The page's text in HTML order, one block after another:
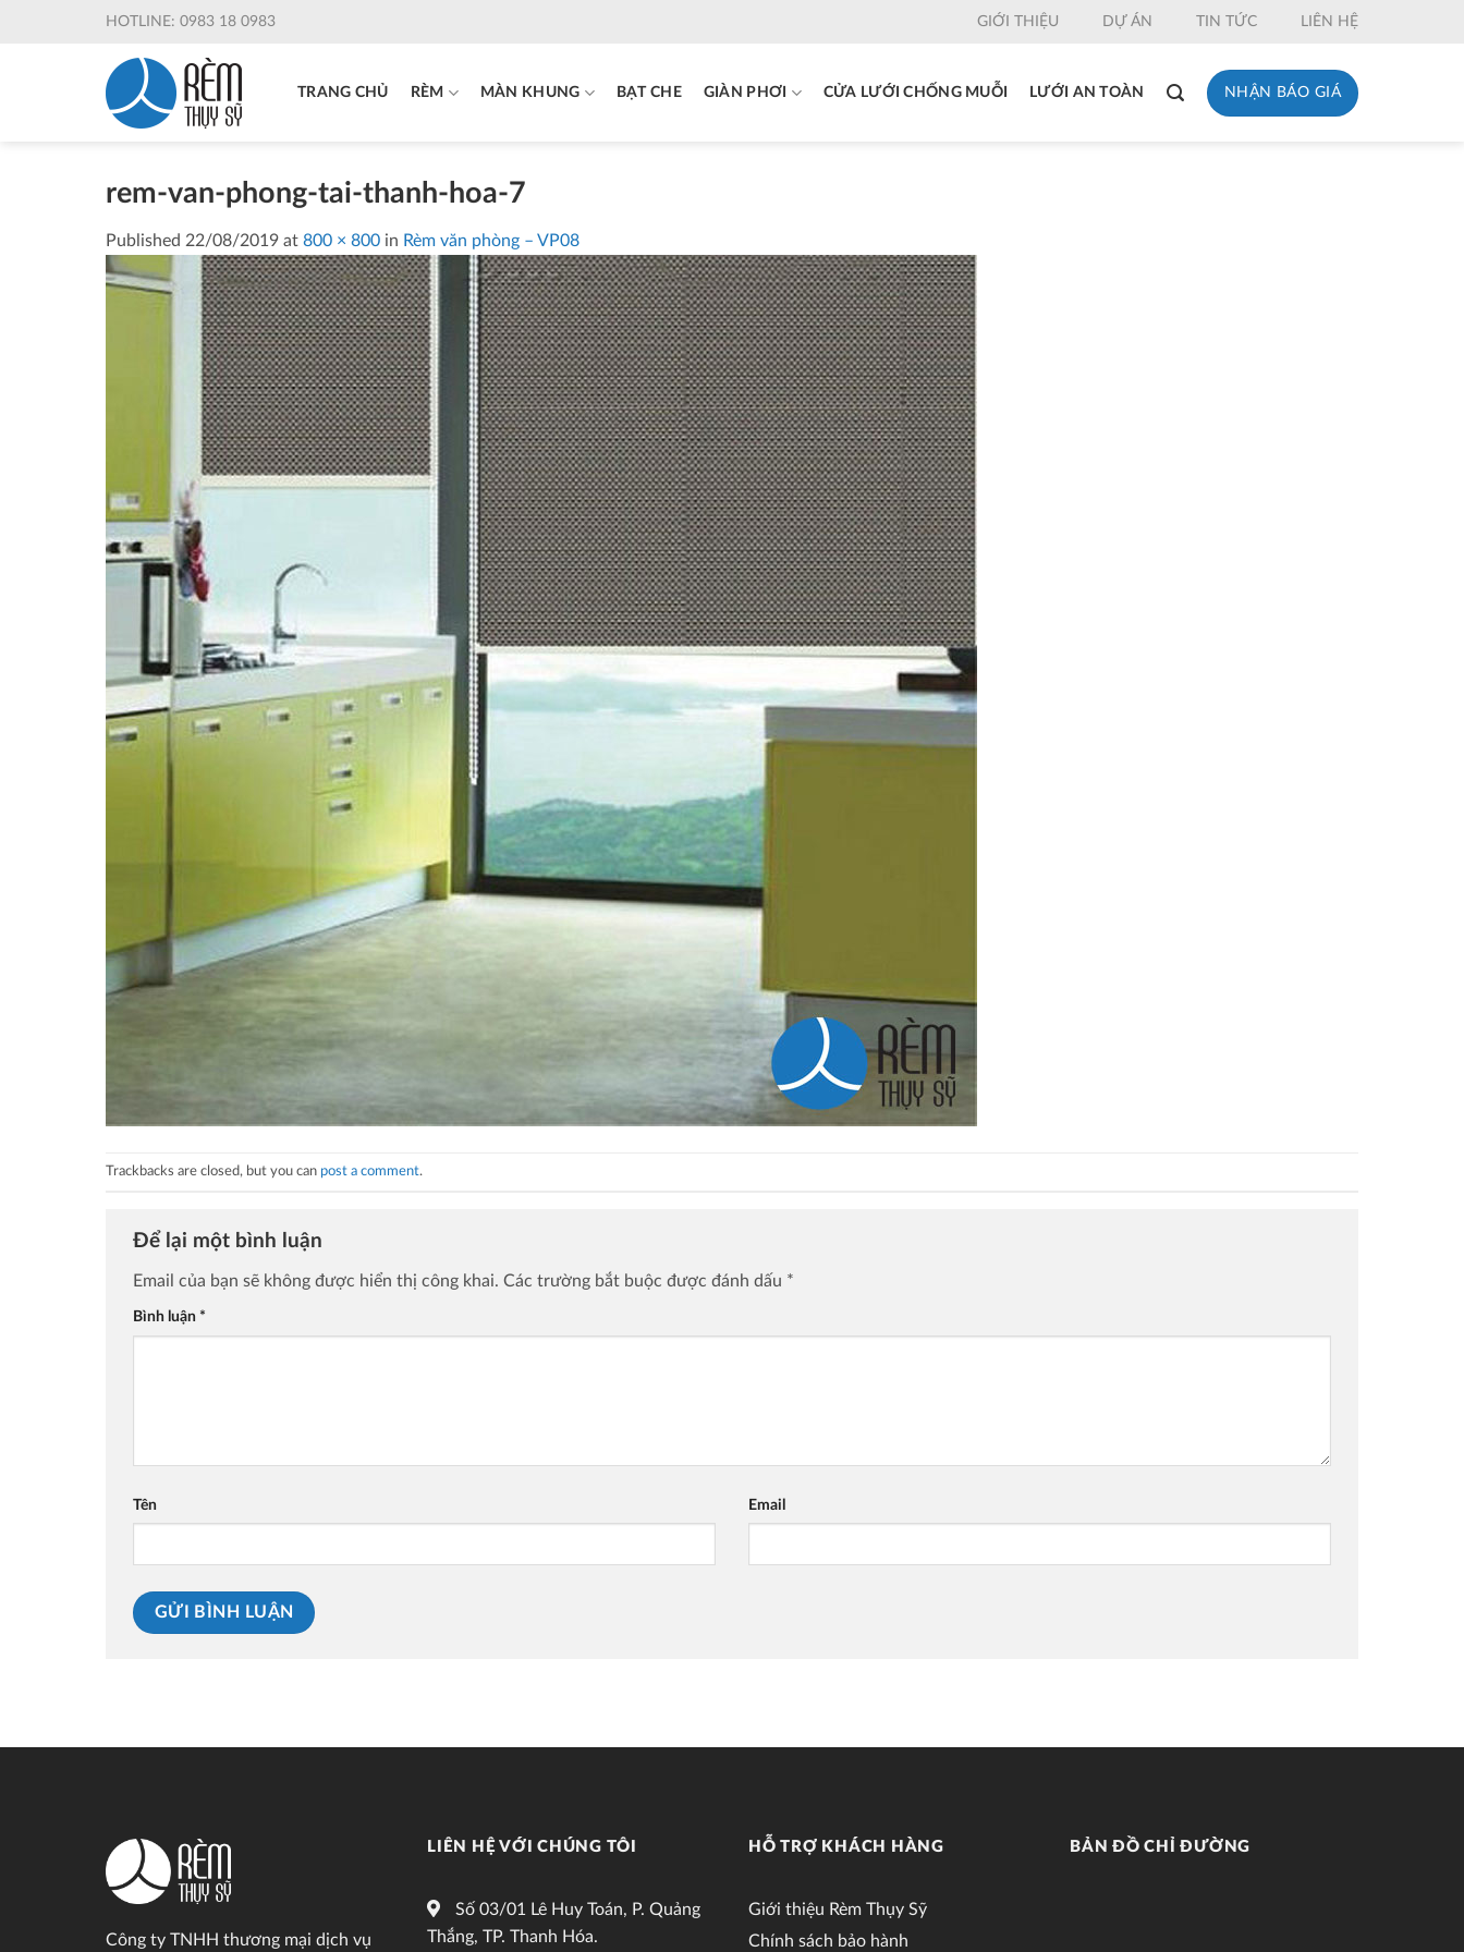
HOTLINE: 0983 18 0983 GIỚI THIỆU DỰ ÁN TIN TỨC LIÊN HỆ
TRANG CHỦ RÈM MÀN KHUNG BẠT CHE GIÀN PHƠI CỬA LƯỚI CHỐNG MUỖI LƯỚI AN TOÀN NHẬN BÁO GIÁ
rem-van-phong-tai-thanh-hoa-7
Published 22/08/2019 at 800 × 800 in Rèm văn phòng – VP08
Trackbacks are closed, but you can post a comment.
Để lại một bình luận
Email của bạn sẽ không được hiển thị công khai. Các trường bắt buộc được đánh dấu *
Bình luận *
Tên Email
Công ty TNHH thương mại dịch vụ
LIÊN HỆ VỚI CHÚNG TÔI
Số 03/01 Lê Huy Toán, P. Quảng
Thắng, TP. Thanh Hóa.
HỖ TRỢ KHÁCH HÀNG
Giới thiệu Rèm Thụy Sỹ
Chính sách bảo hành
BẢN ĐỒ CHỈ ĐƯỜNG